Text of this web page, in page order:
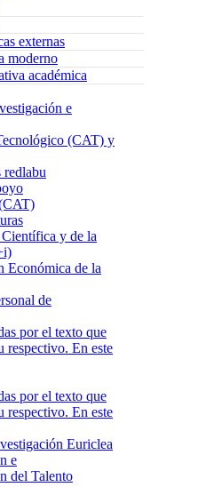
externas
moderno
académica
e
(CAT) y
redlabu
y de la
Económica de la
de
Euriclea
e
del Talento